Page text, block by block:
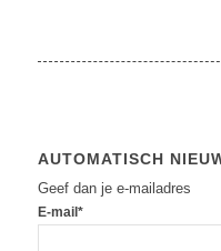
AUTOMATISCH
Geef dan je e-mailadres
E-mail*